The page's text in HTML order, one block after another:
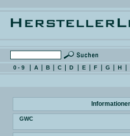
0 - 9 A B C D E F G H
GWC